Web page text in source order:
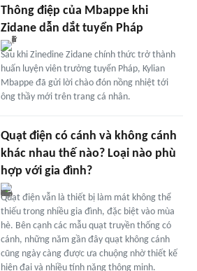
Thông điệp của Mbappe khi
Zidane dẫn dắt tuyển Pháp
Sau khi Zinedine Zidane chính thức trở thành
huấn luyện viên trưởng tuyển Pháp, Kylian
Mbappe đã gửi lời chào đón nồng nhiệt tới
ông thầy mới trên trang cá nhân.
Quạt điện có cánh và không cánh
khác nhau thế nào? Loại nào phù
hợp với gia đình?
Quạt điện vẫn là thiết bị làm mát không thể
thiếu trong nhiều gia đình, đặc biệt vào mùa
hè. Bên cạnh các mẫu quạt truyền thống có
cánh, những năm gần đây quạt không cánh
cũng ngày càng được ưa chuộng nhờ thiết kế
hiện đại và nhiều tính năng thông minh.